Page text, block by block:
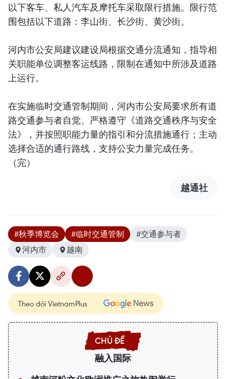
以下客车、私人汽车及摩托车采取限行措施。限行范
围包括以下道路：李山街、长沙街、黄沙街。
河内市公安局建议建设局根据交通分流通知，指导相
关职能单位调整客运线路，限制在通知中所涉及道路
上运行。
在实施临时交通管制期间，河内市公安局要求所有道
路交通参与者自觉、严格遵守《道路交通秩序与安全
法》，并按照职能力量的指引和分流措施通行；主动
选择合适的通行路线，支持公安力量完成任务。
（完）
越通社
#秋季博览会 #临时交通管制
#交通参与者
河内市
越南
Theo dõi VietnamPlus
融入国际